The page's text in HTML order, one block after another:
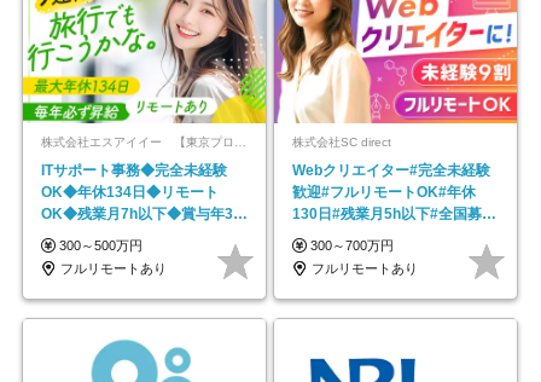
ITサポート事務◆完全未経験
OK◆年休134日◆リモート
OK◆残業月7h以下◆賞与年3回
◆5年目まで必ず昇給
300～500万円
フルリモートあり
株式会社SC direct
Webクリエイター#完全未経験
歓迎#フルリモートOK#年休
130日#残業月5h以下#全国募集
#最大1年の研修
300～700万円
フルリモートあり